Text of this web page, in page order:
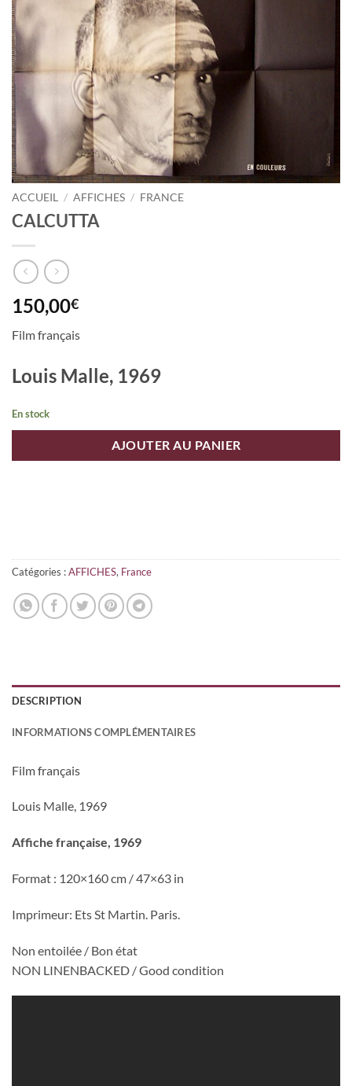
ACCUEIL / AFFICHES / FRANCE
CALCUTTA
150,00€
Film français
Louis Malle, 1969
En stock
AJOUTER AU PANIER
Catégories :AFFICHES, France
DESCRIPTION
INFORMATIONS COMPLÉMENTAIRES
Film français
Louis Malle, 1969
Affiche française, 1969
Format : 120×160 cm / 47×63 in
Imprimeur: Ets St Martin. Paris.
Non entoilée / Bon état
NON LINENBACKED / Good condition